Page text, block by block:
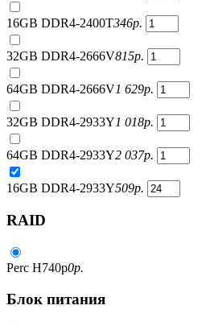
16GB DDR4-2400T346р.
32GB DDR4-2666V815р.
64GB DDR4-2666V1 629р.
32GB DDR4-2933Y1 018р.
64GB DDR4-2933Y2 037р.
16GB DDR4-2933Y509р.
RAID
Perc H740p0р.
Блок питания